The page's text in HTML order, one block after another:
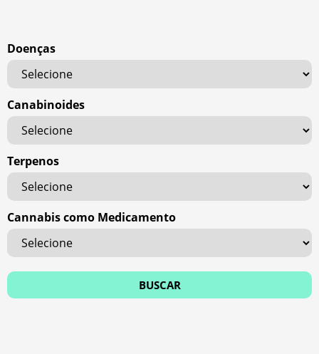
Doenças
Canabinoides
Terpenos
Cannabis como Medicamento